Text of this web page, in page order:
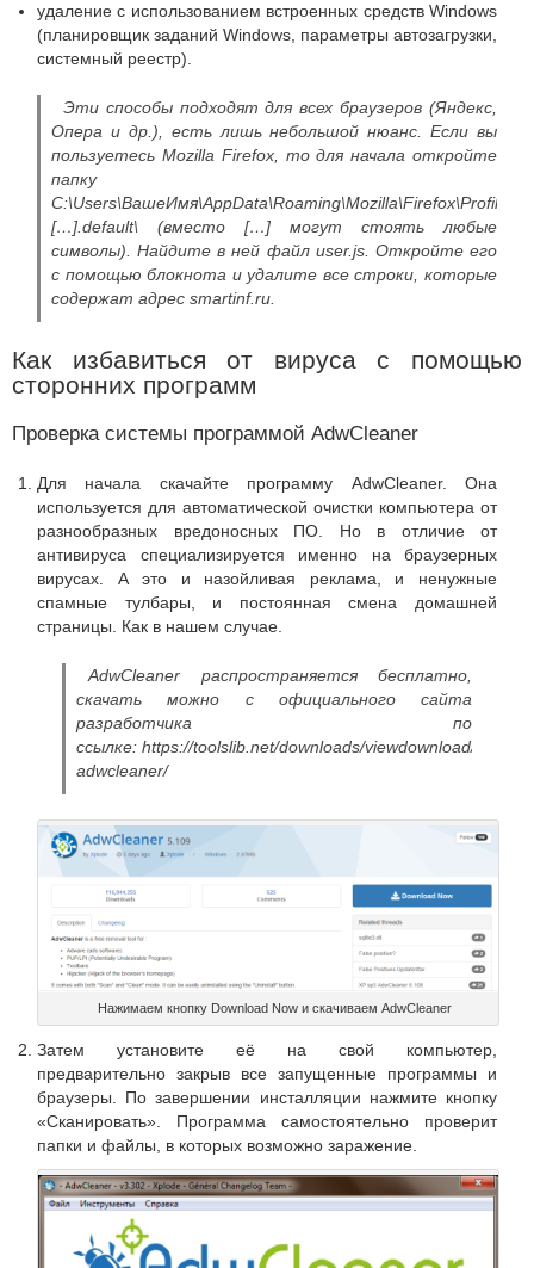
удаление с использованием встроенных средств Windows
(планировщик заданий Windows, параметры автозагрузки,
системный реестр).
Эти способы подходят для всех браузеров (Яндекс,
Опера и др.), есть лишь небольшой нюанс. Если вы
пользуетесь Mozilla Firefox, то для начала откройте
папку
C:\Users\ВашеИмя\AppData\Roaming\Mozilla\Firefox\Profiles\
[…].default\ (вместо […] могут стоять любые
символы). Найдите в ней файл user.js. Откройте его
с помощью блокнота и удалите все строки, которые
содержат адрес smartinf.ru.
Как избавиться от вируса с помощью
сторонних программ
Проверка системы программой AdwCleaner
Для начала скачайте программу AdwCleaner. Она
используется для автоматической очистки компьютера от
разнообразных вредоносных ПО. Но в отличие от
антивируса специализируется именно на браузерных
вирусах. А это и назойливая реклама, и ненужные
спамные тулбары, и постоянная смена домашней
страницы. Как в нашем случае.
AdwCleaner распространяется бесплатно,
скачать можно с официального сайта
разработчика по
ссылке: https://toolslib.net/downloads/viewdownload/1-
adwcleaner/
Нажимаем кнопку Download Now и скачиваем AdwCleaner
Затем установите её на свой компьютер,
предварительно закрыв все запущенные программы и
браузеры. По завершении инсталляции нажмите кнопку
«Сканировать». Программа самостоятельно проверит
папки и файлы, в которых возможно заражение.